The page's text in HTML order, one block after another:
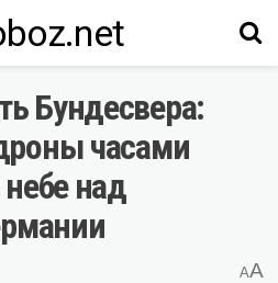
Бундесвера:
часами
над
AA